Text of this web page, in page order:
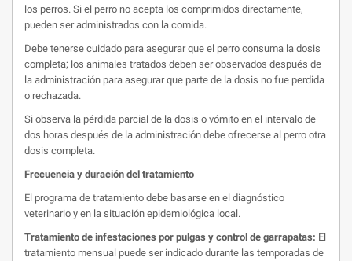
los perros. Si el perro no acepta los comprimidos directamente,
pueden ser administrados con la comida.
Debe tenerse cuidado para asegurar que el perro consuma la dosis
completa; los animales tratados deben ser observados después de
la administración para asegurar que parte de la dosis no fue perdida
o rechazada.
Si observa la pérdida parcial de la dosis o vómito en el intervalo de
dos horas después de la administración debe ofrecerse al perro otra
dosis completa.
Frecuencia y duración del tratamiento
El programa de tratamiento debe basarse en el diagnóstico
veterinario y en la situación epidemiológica local.
Tratamiento de infestaciones por pulgas y control de garrapatas: El
tratamiento mensual puede ser indicado durante las temporadas de